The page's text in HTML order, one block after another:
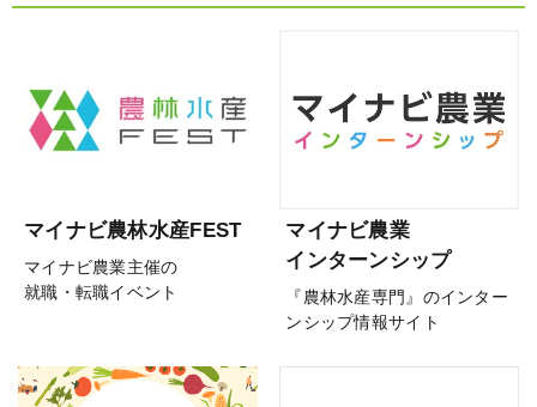
マイナビ農林水産FEST
マイナビ農業主催の
就職・転職イベント
マイナビ農業
インターンシップ
『農林水産専門』のインター
ンシップ情報サイト